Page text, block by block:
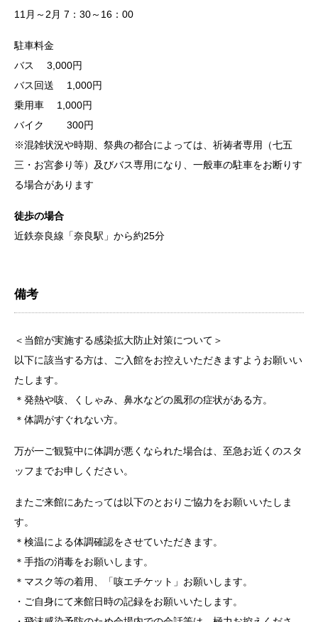
11月～2月 7：30～16：00
駐車料金
バス 3,000円
バス回送 1,000円
乗用車 1,000円
バイク 300円
※混雑状況や時期、祭典の都合によっては、祈祷者専用（七五
三・お宮参り等）及びバス専用になり、一般車の駐車をお断りす
る場合があります
徒歩の場合
近鉄奈良線「奈良駅」から約25分
備考
＜当館が実施する感染拡大防止対策について＞
以下に該当する方は、ご入館をお控えいただきますようお願いい
たします。
＊発熱や咳、くしゃみ、鼻水などの風邪の症状がある方。
＊体調がすぐれない方。
万が一ご観覧中に体調が悪くなられた場合は、至急お近くのスタ
ッフまでお申しください。
またご来館にあたっては以下のとおりご協力をお願いいたしま
す。
＊検温による体調確認をさせていただきます。
＊手指の消毒をお願いします。
＊マスク等の着用、「咳エチケット」お願いします。
・ご自身にて来館日時の記録をお願いいたします。